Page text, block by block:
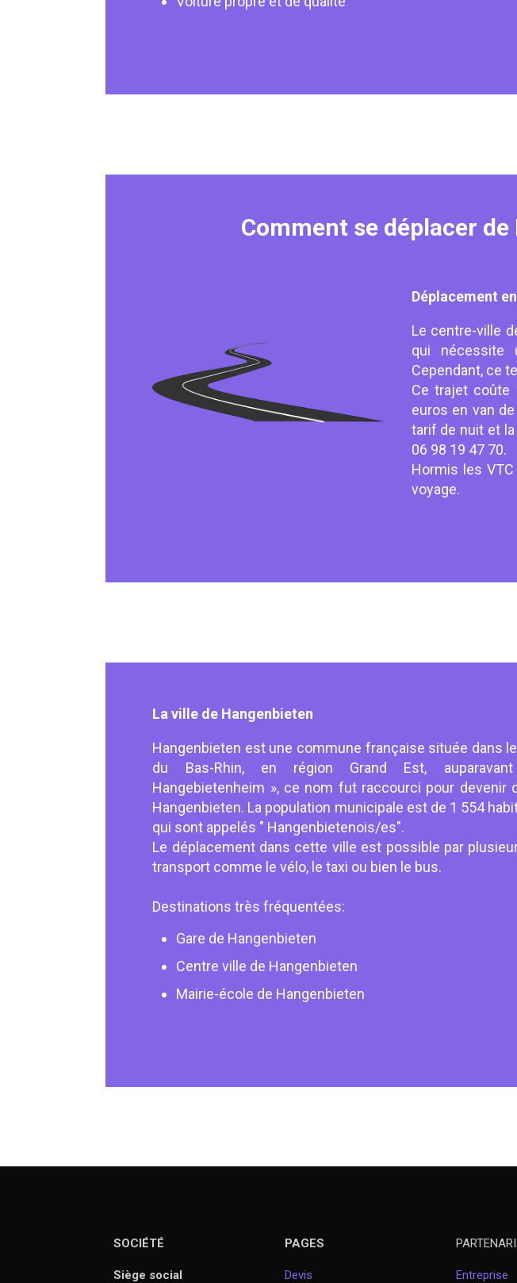
Comment se déplacer
Déplacement
Le centre-ville
qui nécessite
Cependant, ce
Ce trajet coûte
euros en van
tarif de nuit et
06 98 19 47 70.
Hormis les
voyage.
La ville de Hangenbieten
Hangenbieten est une commune française située dans
du Bas-Rhin, en région Grand Est,
Hangebietenheim », ce nom fut raccourci pour devenir
Hangenbieten. La population municipale est de 1 554
qui sont appelés " Hangenbietenois/es".
Le déplacement dans cette ville est possible par
transport comme le vélo, le taxi ou bien le bus.
Destinations très fréquentées:
Gare de Hangenbieten
Centre ville de Hangenbieten
Mairie-école de Hangenbieten
SOCIÉTÉ
Siège social
PAGES
Devis Entreprise